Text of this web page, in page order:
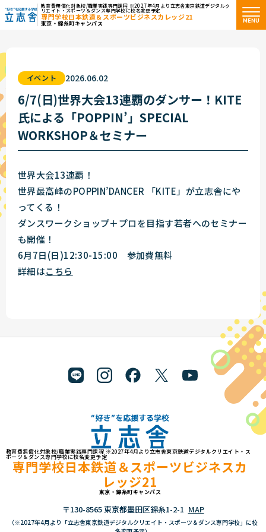
"好き"を応援する学校 立志舎
教育費無償化対象校/職業実践専門課程 ※2027年4月より立志舎東京鉄道デジタルク
リエイト・スポーツ＆ダンス専門学校に校名変更予定
専門学校日本鉄道＆スポーツビジネスカレッジ21
東京・錦糸町キャンパス MENU
イベント 2026.06.02
6/7(日)世界大会13連覇のダンサー！KITE
氏による「POPPIN’」SPECIAL
WORKSHOP＆セミナー
世界大会13連覇！
世界最高峰のPOPPIN’DANCER 「KITE」が立志舎にや
ってくる！
ダンスワークショップ＋プロを目指す若者へのセミナー
も開催！
6月7日(日)12:30-15:00 参加費無料
詳細はこちら
"好き"を応援する学校 立志舎
教育費無償化対象校/職業実践専門課程 ※2027年4月より立志舎東京鉄道デジタルクリエイト・ス
ポーツ＆ダンス専門学校に校名変更予定
専門学校日本鉄道＆スポーツビジネスカ
レッジ21
東京・錦糸町キャンパス
〒130-8565 東京都墨田区錦糸1-2-1 MAP
（※2027年4月より「立志舎東京鉄道デジタルクリエイト・スポーツ＆ダンス専門学校」に校